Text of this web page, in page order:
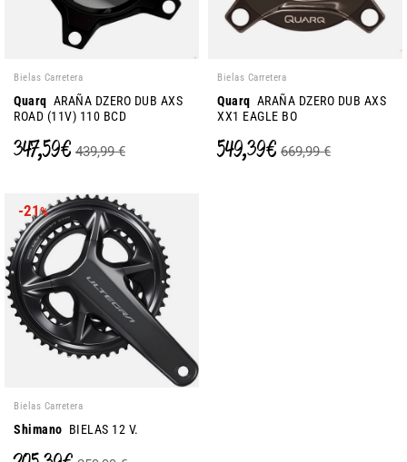
Bielas Carretera
Quarq ARAÑA DZERO DUB AXS
ROAD (11V) 110 BCD
347,59 € 439,99 €
Bielas Carretera
Quarq ARAÑA DZERO DUB AXS
XX1 EAGLE BO
549,39 € 669,99 €
-21%
Bielas Carretera
Shimano BIELAS 12 V.